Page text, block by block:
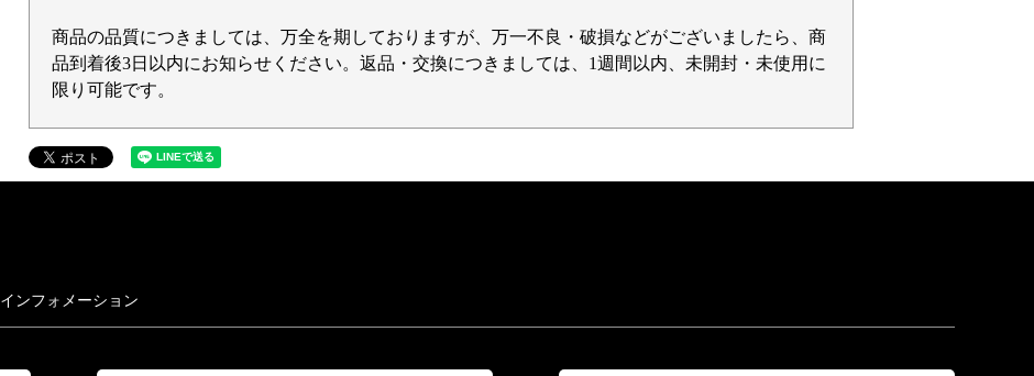
商品の品質につきましては、万全を期しておりますが、万一不良・破損などがございましたら、商
品到着後3日以内にお知らせください。返品・交換につきましては、1週間以内、未開封・未使用に
限り可能です。
インフォメーション